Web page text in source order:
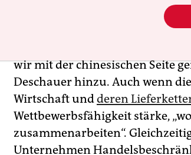
wir mit der chinesischen Seite
Deschauer hinzu. Auch wenn
Wirtschaft undderen
Wettbewerbsfähigkeit stärke,
zusammenarbeiten“.
Unternehmen